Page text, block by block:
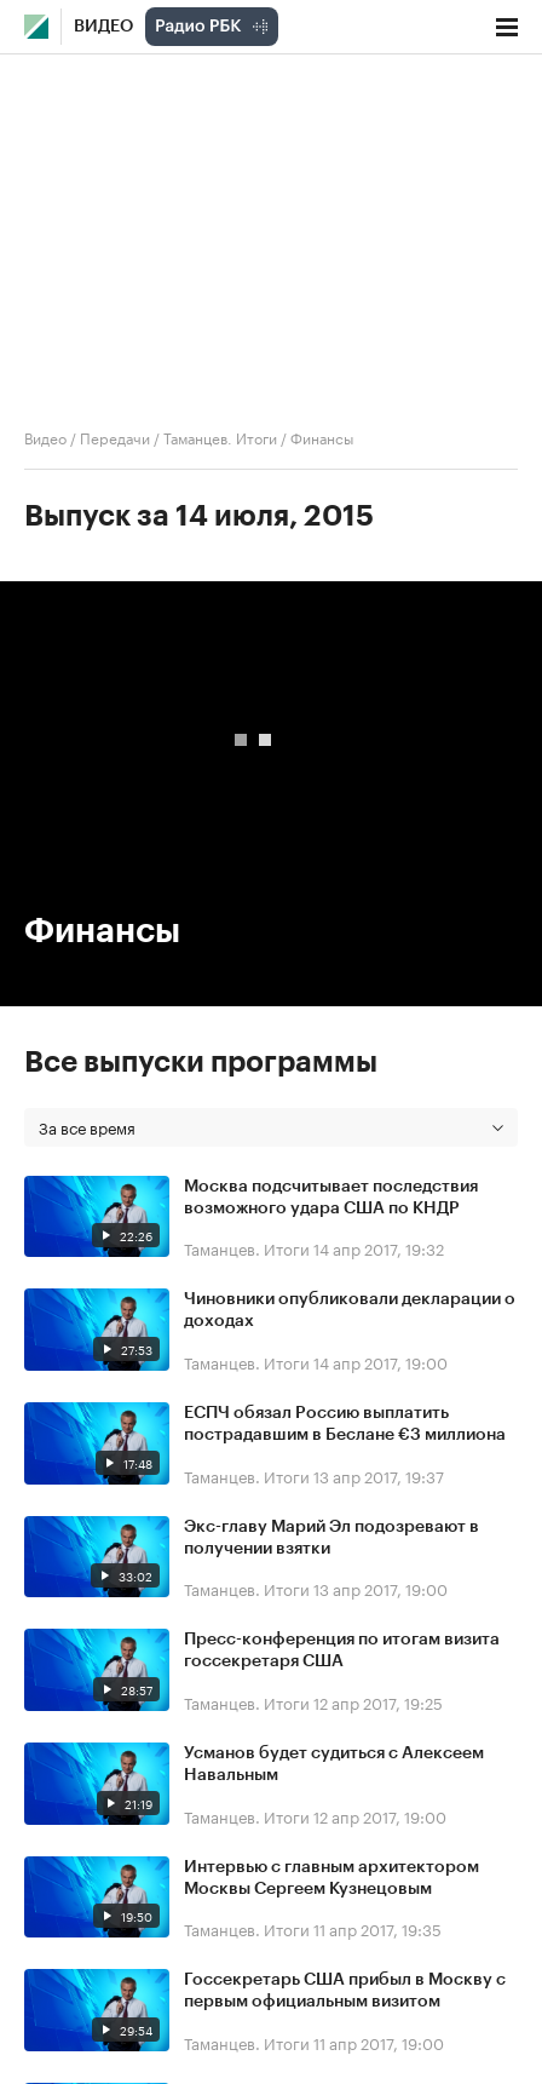
ВИДЕО
Видео / Передачи /Таманцев. Итоги /Финансы
Выпуск за 14 июля, 2015
Финансы
Все выпуски программы
За все время
22:26
Москва подсчитывает последствия
возможного удара США по КНДР
Таманцев. Итоги 14 апр 2017, 19:32
27:53
Чиновники опубликовали декларации о
доходах
Таманцев. Итоги 14 апр 2017, 19:00
17:48
ЕСПЧ обязал Россию выплатить
пострадавшим в Беслане €3 миллиона
Таманцев. Итоги 13 апр 2017, 19:37
33:02
Экс-главу Марий Эл подозревают в
получении взятки
Таманцев. Итоги 13 апр 2017, 19:00
28:57
Пресс-конференция по итогам визита
госсекретаря США
Таманцев. Итоги 12 апр 2017, 19:25
21:19
Усманов будет судиться с Алексеем
Навальным
Таманцев. Итоги 12 апр 2017, 19:00
19:50
Интервью с главным архитектором
Москвы Сергеем Кузнецовым
Таманцев. Итоги 11 апр 2017, 19:35
29:54
Госсекретарь США прибыл в Москву с
первым официальным визитом
Таманцев. Итоги 11 апр 2017, 19:00